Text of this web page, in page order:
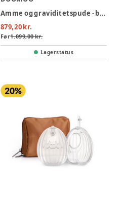
Amme og graviditetspude - blomst
879,20 kr.
Før1.099,00 kr.
Lagerstatus